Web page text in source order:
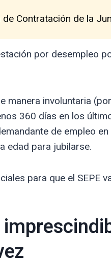
Contratación de la
por desempleo
manera involuntaria
360 días en los
de empleo
edad para jubilarse.
para que el SEPE